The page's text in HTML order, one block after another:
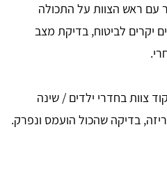
עם ראש הצוות על התכולה
יקרים לביטוח, בדיקת מצב
צוות בחדרי ילדים / שינה
בדיקה שהכול הועמס ונפרק.